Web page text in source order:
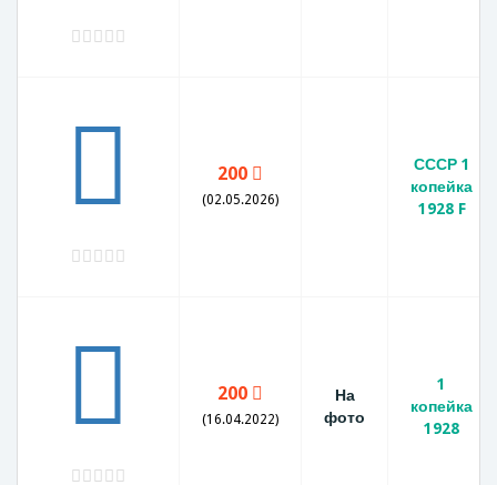
200
(02.05.2026)
СССР 1
копейка
1928 F
200
(16.04.2022)
На
фото
1
копейка
1928